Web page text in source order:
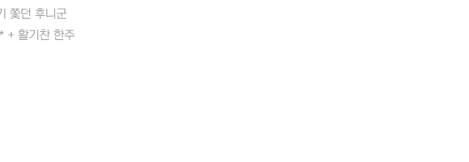
쫓던 후니군
+ 활기찬 한주